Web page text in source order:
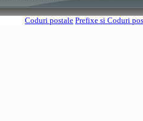
Coduri postale Prefixe si Coduri